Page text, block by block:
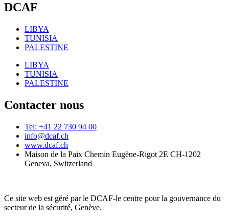
DCAF
LIBYA
TUNISIA
PALESTINE
LIBYA
TUNISIA
PALESTINE
Contacter nous
Tel: +41 22 730 94 00
info@dcaf.ch
www.dcaf.ch
Maison de la Paix Chemin Eugène-Rigot 2E CH-1202
Geneva, Switzerland
Ce site web est géré par le DCAF-le centre pour la gouvernance du
secteur de la sécurité, Genève.